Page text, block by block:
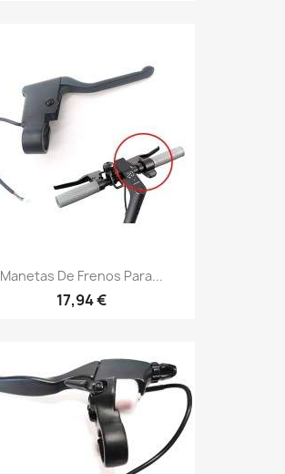
Manetas De Frenos Para...
17,94 €